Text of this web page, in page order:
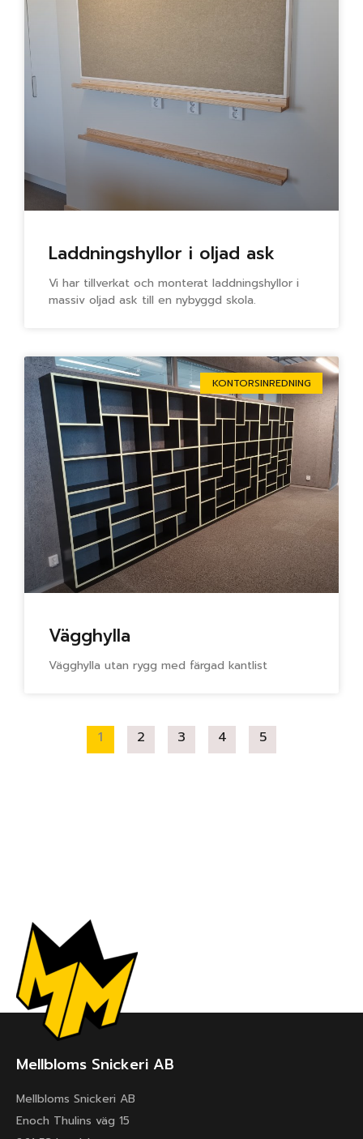
Laddningshyllor i oljad ask
Vi har tillverkat och monterat laddningshyllor i
massiv oljad ask till en nybyggd skola.
KONTORSINREDNING
Vägghylla
Vägghylla utan rygg med färgad kantlist
1 2 3 4 5
Mellbloms Snickeri AB
Mellbloms Snickeri AB
Enoch Thulins väg 15